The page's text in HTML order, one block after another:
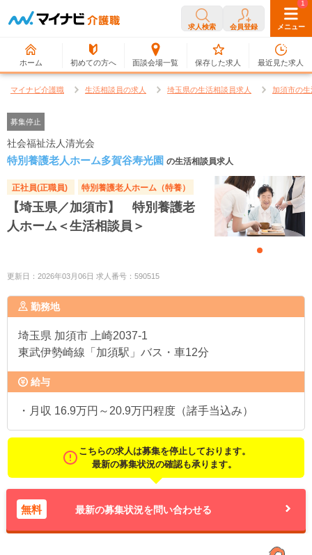
求人検索 会員登録 メニュー
ホーム 初めての方へ 面談会場一覧
0
保存した求人
1
最近見た求人
マイナビ介護職 生活相談員の求人 埼玉県の生活相談員求人 加須市の
募集停止
社会福祉法人清光会
特別養護老人ホーム多賀谷寿光園 の生活相談員求人
正社員(正職員) 特別養護老人ホーム（特養）
【埼玉県／加須市】 特別養護老
人ホーム＜生活相談員＞
更新日：2026年03月06日 求人番号：590515
勤務地
埼玉県 加須市 上崎2037-1
東武伊勢崎線「加須駅」バス・車12分
給与
・月収 16.9万円～20.9万円程度（諸手当込み）
こちらの求人は募集を停止しております。
最新の募集状況の確認も承ります。
無料 最新の募集状況を問い合わせる